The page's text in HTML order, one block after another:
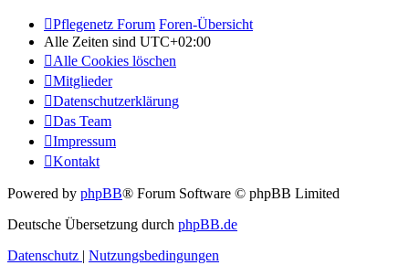
Pflegenetz Forum Foren-Übersicht
Alle Zeiten sind UTC+02:00
Alle Cookies löschen
Mitglieder
Datenschutzerklärung
Das Team
Impressum
Kontakt
Powered by phpBB® Forum Software © phpBB Limited
Deutsche Übersetzung durch phpBB.de
Datenschutz
Nutzungsbedingungen